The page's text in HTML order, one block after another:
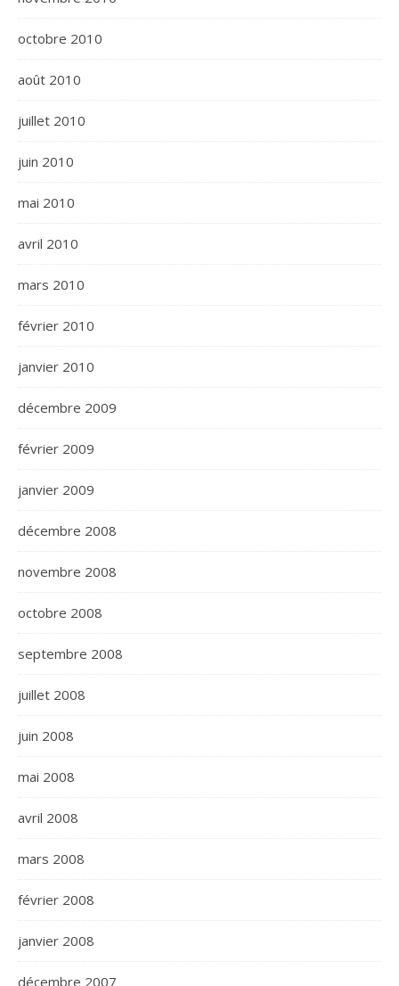
octobre 2010
août 2010
juillet 2010
juin 2010
mai 2010
avril 2010
mars 2010
février 2010
janvier 2010
décembre 2009
février 2009
janvier 2009
décembre 2008
novembre 2008
octobre 2008
septembre 2008
juillet 2008
juin 2008
mai 2008
avril 2008
mars 2008
février 2008
janvier 2008
décembre 2007